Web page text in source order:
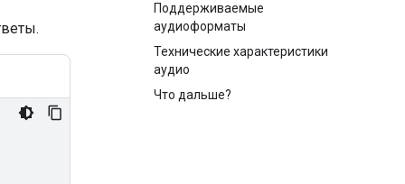
Поддерживаемые
аудиоформаты
Технические характеристики
аудио
Что дальше?